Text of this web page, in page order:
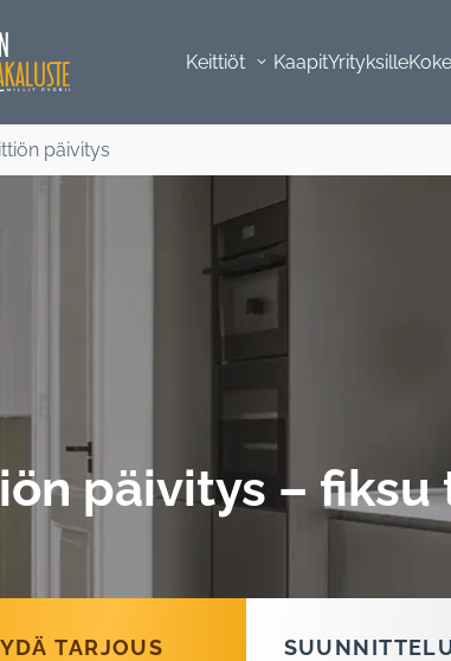
Keittiöt KaapitYrityksille
päivitys
päivitys – fiksu
TARJOUS